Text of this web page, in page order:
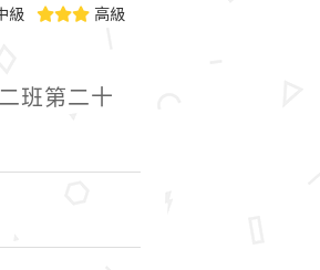
級 高級
班第二十